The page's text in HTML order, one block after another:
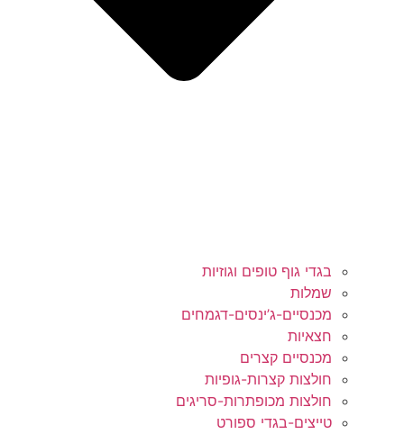
בגדי גוף טופים וגוזיות
שמלות
מכנסיים-ג’ינסים-דגמחים
חצאיות
מכנסיים קצרים
חולצות קצרות-גופיות
חולצות מכופתרות-סריגים
טייצים-בגדי ספורט